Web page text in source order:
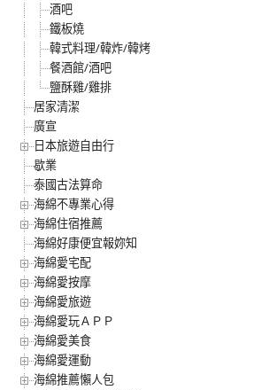
酒吧
鐵板燒
韓式料理/韓炸/韓烤
餐酒館/酒吧
鹽酥雞/雞排
居家清潔
廣宣
日本旅遊自由行
歇業
泰國古法算命
海綿不專業心得
海綿住宿推薦
海綿好康便宜報妳知
海綿愛宅配
海綿愛按摩
海綿愛旅遊
海綿愛玩ＡＰＰ
海綿愛美食
海綿愛運動
海綿推薦懶人包